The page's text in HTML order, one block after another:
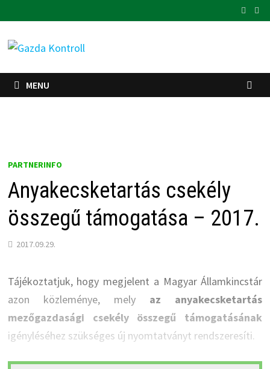
to
content
MENU
PARTNERINFO
Anyakecsketartás csekély
összegű támogatása – 2017.
2017.09.29.
Tájékoztatjuk, hogy megjelent a Magyar Államkincstár
azon közleménye, mely az anyakecsketartás
mezőgazdasági csekély összegű támogatásának
igényléséhez szükséges új nyomtatványt rendszeresíti.